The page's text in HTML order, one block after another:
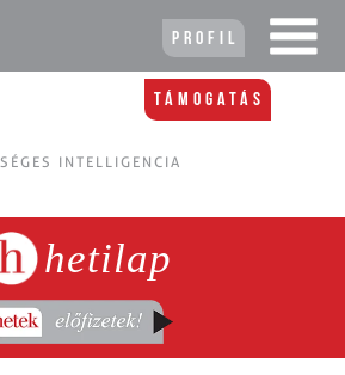
Profil
Támogatás
INTELLIGENCIA
hetilap